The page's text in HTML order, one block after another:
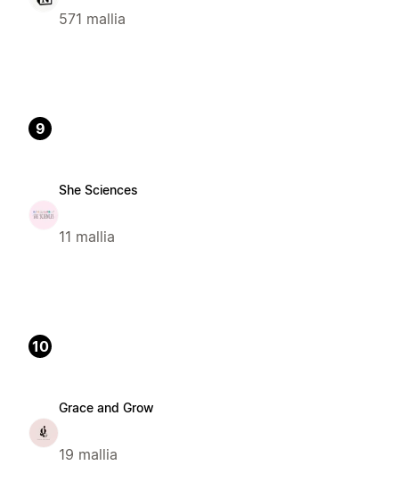
571 mallia
9
She Sciences
11 mallia
10
Grace and Grow
19 mallia